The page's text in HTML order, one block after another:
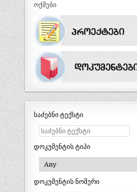
ოქმები
საძებნი ტექსტი
დოკუმენტის ტიპი
დოკუმენტის ნომერი